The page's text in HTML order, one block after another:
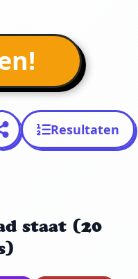
Resultaten
staat (20